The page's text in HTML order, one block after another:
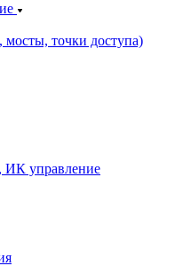
точки доступа)
ИК управление